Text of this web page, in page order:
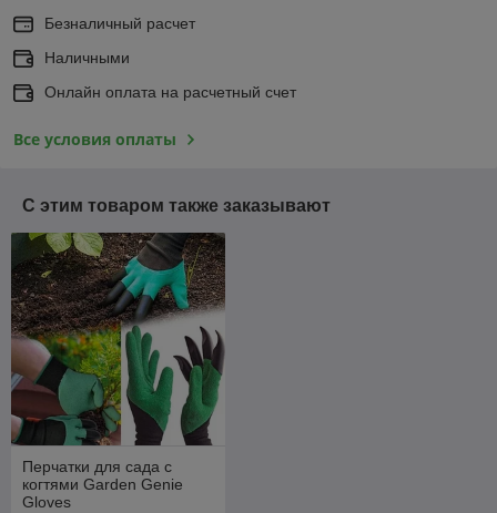
Безналичный расчет
Наличными
Онлайн оплата на расчетный счет
Все условия оплаты
С этим товаром также заказывают
Перчатки для сада с
когтями Garden Genie
Gloves